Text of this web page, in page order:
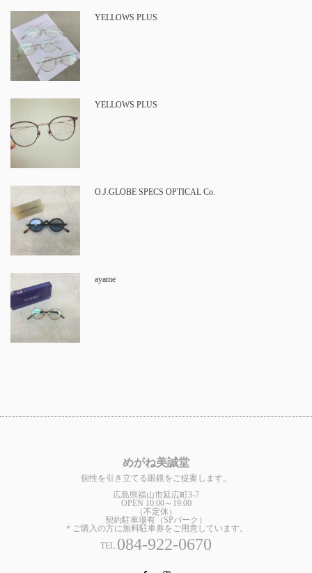
YELLOWS PLUS
YELLOWS PLUS
O.J.GLOBE SPECS OPTICAL Co.
ayame
めがね美誠堂
個性を引き立てる眼鏡をご提案します。
広島県福山市延広町3-7
OPEN 10:00～19:00
（不定休）
契約駐車場有（SPパーク）
＊ご購入の方に無料駐車券をご用意しています。
TEL.084-922-0670